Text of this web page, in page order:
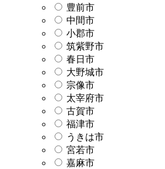
豊前市
中間市
小郡市
筑紫野市
春日市
大野城市
宗像市
太宰府市
古賀市
福津市
うきは市
宮若市
嘉麻市